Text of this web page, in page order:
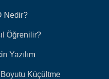
Nedir?
Öğrenilir?
Yazılım
Küçültme